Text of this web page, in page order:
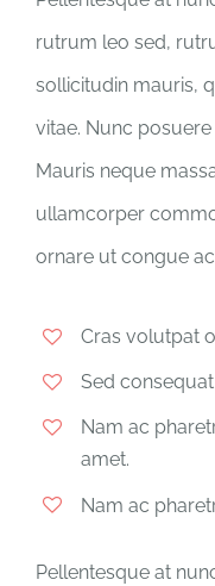
rutrum leo sed,
sollicitudin mauris,
vitae. Nunc
Mauris neque
ullamcorper
ornare ut congue
Cras volutpat
Sed
Nam ac
amet.
Nam ac
Pellentesque at